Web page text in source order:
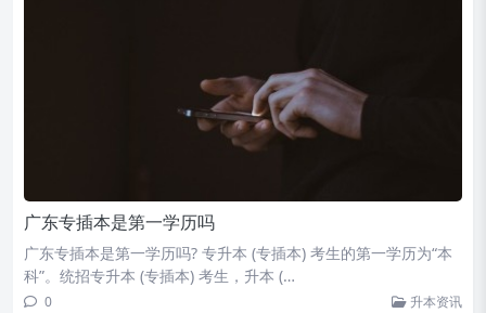
广东专插本是第一学历吗
广东专插本是第一学历吗? 专升本 (专插本) 考生的第一学历为“本
科”。统招专升本 (专插本) 考生，升本 (…
0 升本资讯